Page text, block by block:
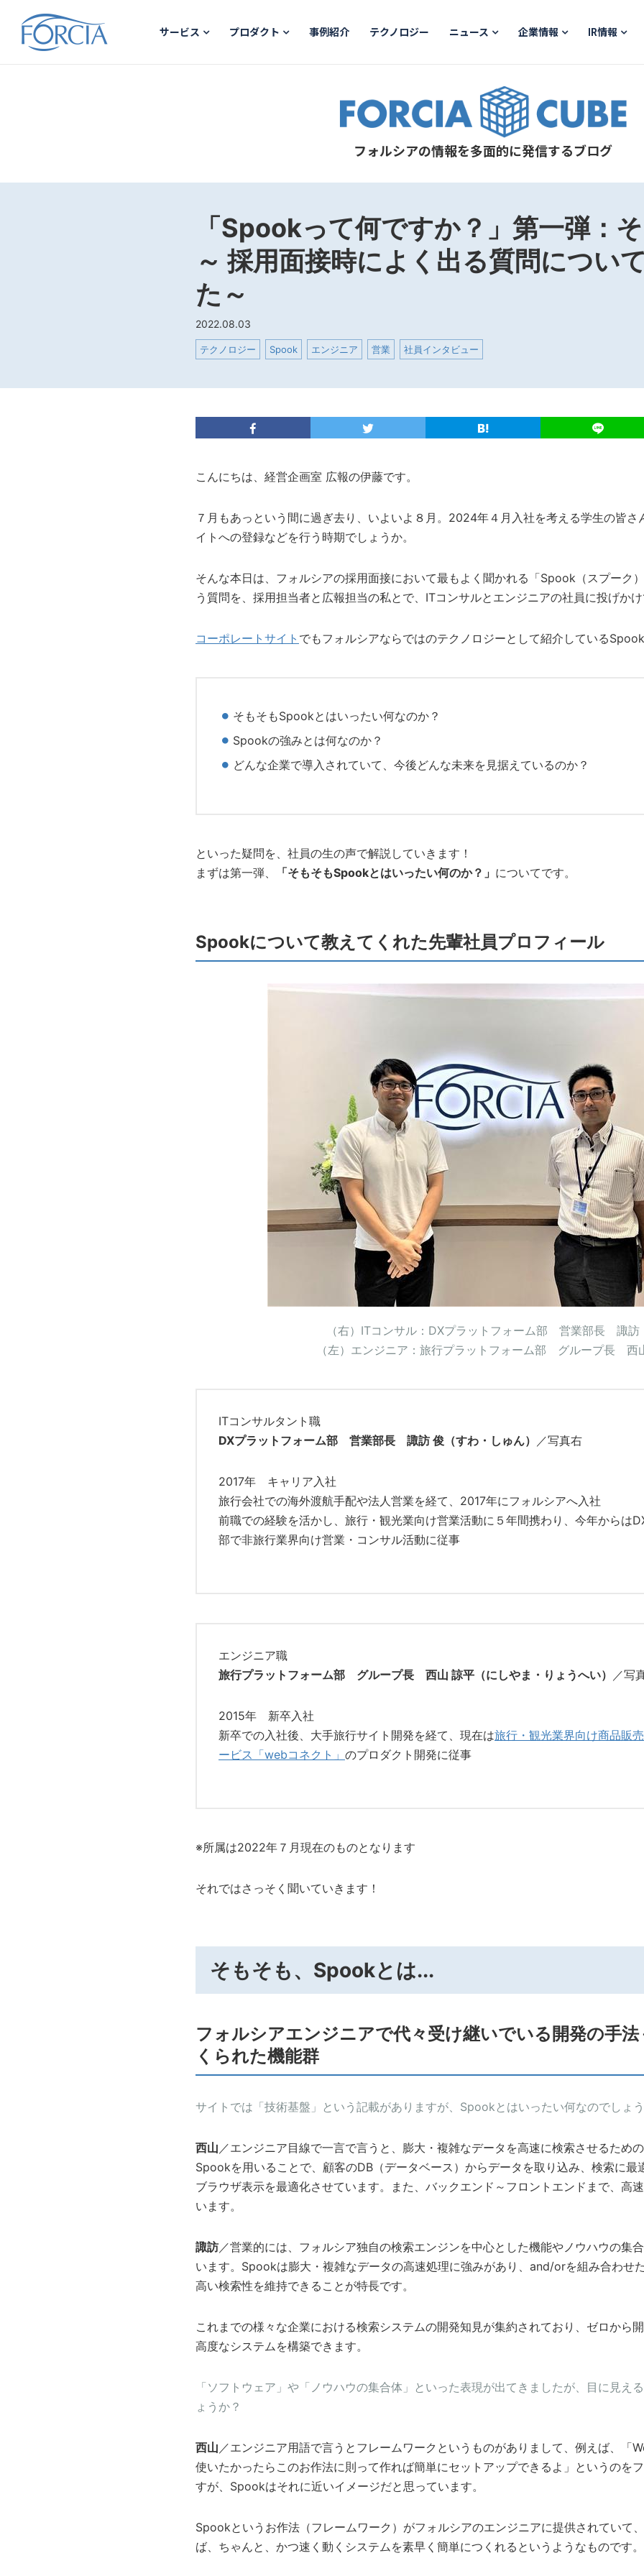
サービス プロダクト 事例紹介 テクノロジー ニュース 企業情報 IR情報
フォルシアの情報を多面的に発信するブログ
「Spookって何ですか？」第一弾：
～ 採用面接時によく出る質問につい
た～
2022.08.03
テクノロジー Spook エンジニア 営業 社員インタビュー
こんにちは、経営企画室 広報の伊藤です。
７月もあっという間に過ぎ去り、いよいよ８月。2024年４月入社を考える学生の皆さ
イトへの登録などを行う時期でしょうか。
そんな本日は、フォルシアの採用面接において最もよく聞かれる「Spook（スプーク
う質問を、採用担当者と広報担当の私とで、ITコンサルとエンジニアの社員に投げかけ
コーポレートサイト でもフォルシアならではのテクノロジーとして紹介しているSpook
そもそもSpookとはいったい何なのか？
Spookの強みとは何なのか？
どんな企業で導入されていて、今後どんな未来を見据えているのか？
といった疑問を、社員の生の声で解説していきます！
まずは第一弾、
「そもそもSpookとはいったい何のか？」 についてです。
Spookについて教えてくれた先輩社員プロフィール
（右）ITコンサル：DXプラットフォーム部 営業部長 諏訪
（左）エンジニア：旅行プラットフォーム部 グループ長 西
ITコンサルタント職
DXプラットフォーム部 営業部長 諏訪 俊（すわ・しゅん） ／写真右
2017年 キャリア入社
旅行会社での海外渡航手配や法人営業を経て、2017年にフォルシアへ入社
前職での経験を活かし、旅行・観光業向け営業活動に５年間携わり、今年からは
部で非旅行業界向け営業・コンサル活動に従事
エンジニア職
旅行プラットフォーム部 グループ長 西山 諒平（にしやま・りょうへい） ／写
2015年 新卒入社
新卒での入社後、 大手旅行サイト開発を経て、現在は旅行・観光業界向け商品販
ービス「webコネクト」 のプロダクト開発に従事
※所属は2022年７月現在のものとなります
それではさっそく聞いていきます！
そもそも、Spookとは...
フォルシアエンジニアで代々受け継いでいる開発の手
くられた機能群
サイトでは「技術基盤」という記載がありますが、Spookとはいったい何なのでしょ
西山 ／エンジニア目線で一言で言うと、膨大・複雑なデータを高速に検索させるための
Spookを用いることで、顧客のDB（データベース）からデータを取り込み、検索に最
ブラウザ表示を最適化させています。また、バックエンド～フロントエンドまで、高
います。
諏訪／営業的には、フォルシア独自の検索エンジンを中心とした機能やノウハウの集
います。Spookは膨大・複雑なデータの高速処理に強みがあり、and/orを組み合わせ
高い検索性を維持できることが特長です。
これまでの様々な企業における検索システムの開発知見が集約されており、ゼロから
高度なシステムを構築できます。
「ソフトウェア」や「ノウハウの集合体」といった表現が出てきましたが、目に見え
ょうか？
西山 ／エンジニア用語で言うとフレームワークというものがありまして、例えば、「
使いたかったらこのお作法に則って作れば簡単にセットアップできるよ」というのを
すが、Spookはそれに近いイメージだと思っています。
Spookというお作法（フレームワーク）がフォルシアのエンジニアに提供されていて
ば、ちゃんと、かつ速く動くシステムを素早く簡単につくれるというようなものです。